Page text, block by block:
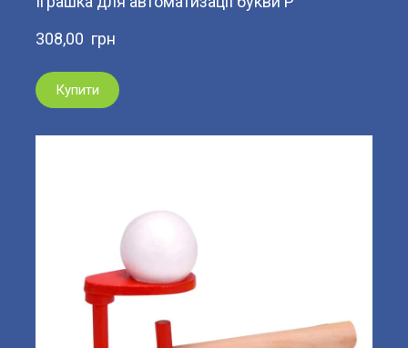
308,00  грн
Купити